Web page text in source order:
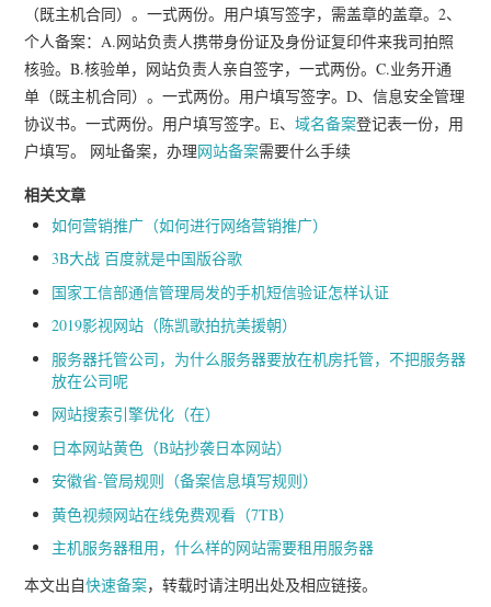
（既主机合同）。一式两份。用户填写签字，需盖章的盖章。2、
个人备案：A.网站负责人携带身份证及身份证复印件来我司拍照
核验。B.核验单，网站负责人亲自签字，一式两份。C.业务开通
单（既主机合同）。一式两份。用户填写签字。D、信息安全管理
协议书。一式两份。用户填写签字。E、域名备案登记表一份，用
户填写。 网址备案，办理网站备案需要什么手续
相关文章
如何营销推广（如何进行网络营销推广）
3B大战 百度就是中国版谷歌
国家工信部通信管理局发的手机短信验证怎样认证
2019影视网站（陈凯歌拍抗美援朝）
服务器托管公司，为什么服务器要放在机房托管，不把服务器
放在公司呢
网站搜索引擎优化（在）
日本网站黄色（B站抄袭日本网站）
安徽省-管局规则（备案信息填写规则）
黄色视频网站在线免费观看（7TB）
主机服务器租用，什么样的网站需要租用服务器
本文出自快速备案，转载时请注明出处及相应链接。